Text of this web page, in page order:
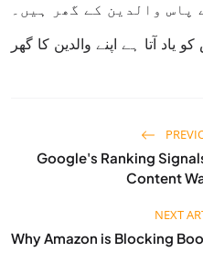
پاس والدین کے گھر ہیں۔
Google's Ranking
Content
NEXT
Why Amazon is Blocking